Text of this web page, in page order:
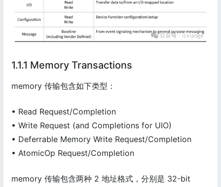
1.1.1 Memory Transactions
memory 传输包含如下类型：
• Read Request/Completion
• Write Request (and Completions for UIO)
• Deferrable Memory Write Request/Completion
• AtomicOp Request/Completion
memory 传输包含两种 2 地址格式，分别是 32-bit